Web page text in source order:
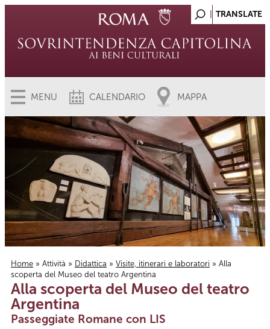
MENU CALENDARIO MAPPA
Tu sei qui
Home » Attività » Didattica » Visite, itinerari e laboratori » Alla
scoperta del Museo del teatro Argentina
Alla scoperta del Museo del teatro
Argentina
Passeggiate Romane con LIS